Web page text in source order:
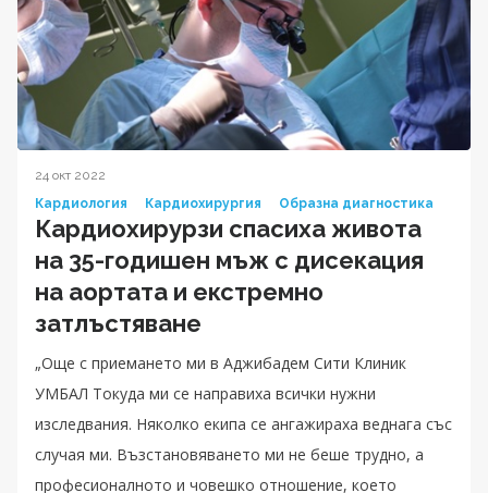
24 окт 2022
Кардиология
Кардиохирургия Образна диагностика
Кардиохирурзи спасиха живота
на 35-годишен мъж с дисекация
на аортата и екстремно
затлъстяване
„Още с приемането ми в Аджибадем Сити Клиник
УМБАЛ Токуда ми се направиха всички нужни
изследвания. Няколко екипа се ангажираха веднага със
случая ми. Възстановяването ми не беше трудно, а
професионалното и човешко отношение, което